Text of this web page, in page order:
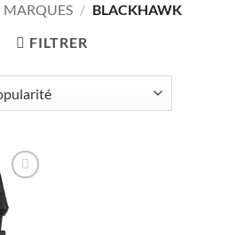
MARQUES / BLACKHAWK
FILTRER
Ajouter
à la liste
souhaits